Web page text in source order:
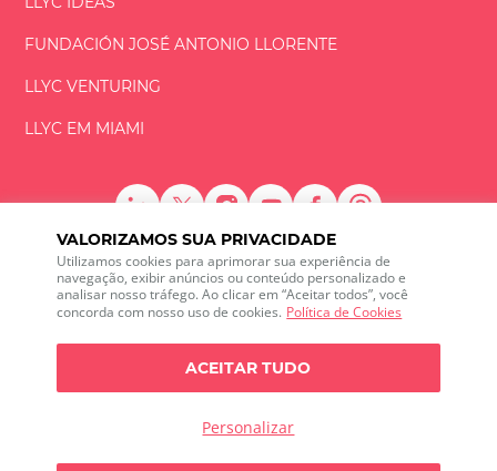
VALORIZAMOS SUA PRIVACIDADE
Utilizamos cookies para aprimorar sua experiência de
navegação, exibir anúncios ou conteúdo personalizado e
analisar nosso tráfego. Ao clicar em “Aceitar todos”, você
concorda com nosso uso de cookies. Política de Cookies
Personalizar
ACEITAR TUDO
FUNDACIÓNJOSÉ ANTONIO LLORENTE
LLYC VENTURING
LLYC EM MIAMI
LLYC © 2026 Todos os direitos reservados
ES EN PT BR
600 Brickell Avenue, Suite 2125 Miami, Florida 33131
Política de Privacidade
Política de privacidade sobre monitoramento de mídia social